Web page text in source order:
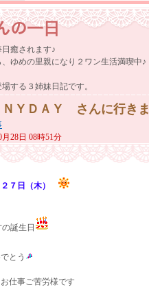
の一日
癒されます♪
、ゆめの里親になり２ワン生活満喫中♪
する３姉妹日記です。
ＹＤＡＹ さんに行き
月28日 08時51分
７日（木）
誕生日
とう
仕事ご苦労様です